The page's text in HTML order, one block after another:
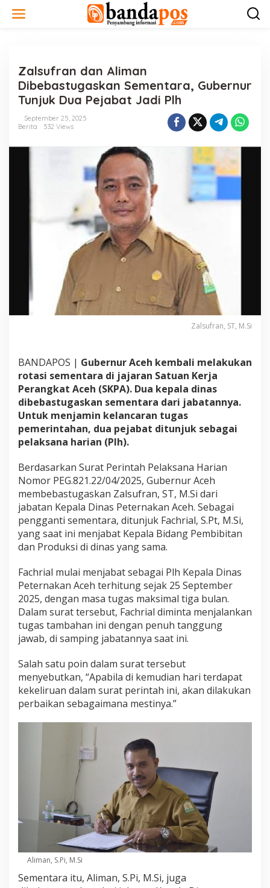
Zalsufran dan Aliman
Dibebastugaskan Sementara, Gubernur
Tunjuk Dua Pejabat Jadi Plh
September 25, 2025
Berita
532 Views
Zalsufran, ST, M.Si
BANDAPOS | Gubernur Aceh kembali melakukan
rotasi sementara di jajaran Satuan Kerja
Perangkat Aceh (SKPA). Dua kepala dinas
dibebastugaskan sementara dari jabatannya.
Untuk menjamin kelancaran tugas
pemerintahan, dua pejabat ditunjuk sebagai
pelaksana harian (Plh).
Berdasarkan Surat Perintah Pelaksana Harian
Nomor PEG.821.22/04/2025, Gubernur Aceh
membebastugaskan Zalsufran, ST, M.Si dari
jabatan Kepala Dinas Peternakan Aceh. Sebagai
pengganti sementara, ditunjuk Fachrial, S.Pt, M.Si,
yang saat ini menjabat Kepala Bidang Pembibitan
dan Produksi di dinas yang sama.
Fachrial mulai menjabat sebagai Plh Kepala Dinas
Peternakan Aceh terhitung sejak 25 September
2025, dengan masa tugas maksimal tiga bulan.
Dalam surat tersebut, Fachrial diminta menjalankan
tugas tambahan ini dengan penuh tanggung
jawab, di samping jabatannya saat ini.
Salah satu poin dalam surat tersebut
menyebutkan, “Apabila di kemudian hari terdapat
kekeliruan dalam surat perintah ini, akan dilakukan
perbaikan sebagaimana mestinya.”
Aliman, S.Pi, M.Si
Sementara itu, Aliman, S.Pi, M.Si, juga